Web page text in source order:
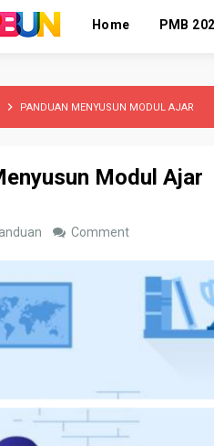
Home PMB
PANDUAN MENYUSUN MODUL AJAR
Modul Ajar
Comment